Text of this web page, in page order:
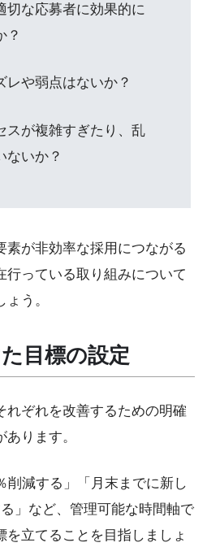
切な応募者に効果的に
？
レや弱点はないか？
スが複雑すぎたり、乱
ないか？
素が非効率な採用につながる
行っている取り組みについて
う。
目標の設定
れぞれを改善するための明確
ります。
削減する」「月末までに新し
」など、管理可能な時間軸で
立てることを目指しましょ